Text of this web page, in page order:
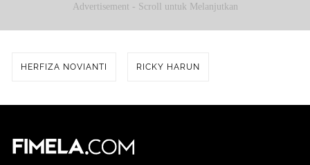
Advertisement - Scroll untuk Melanjutkan
HERFIZA NOVIANTI RICKY HARUN